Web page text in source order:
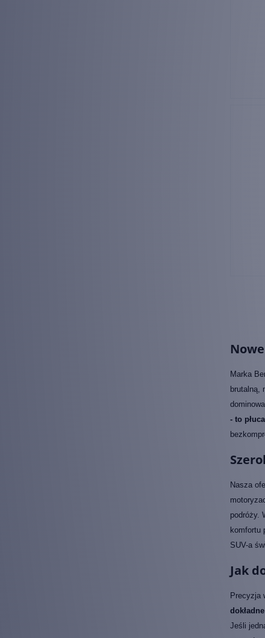
Marka
brutalną,
- to
Nasza
podróży.
komfortu
SUV-a
Jak
Precyzja
Jeśli